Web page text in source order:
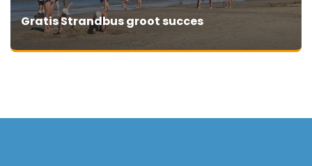
Gratis Strandbus groot succes